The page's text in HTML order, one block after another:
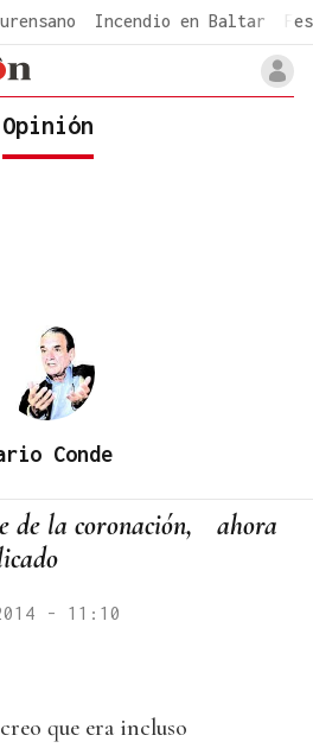
Incendio en Baltar
Opinión
Conde
de la coronación, ahora
- 11:10
que era incluso